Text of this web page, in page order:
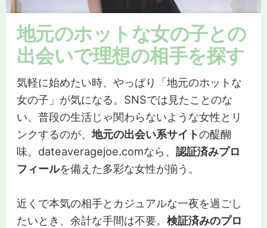
地元のホットな女の子との
出会いで理想の相手を探す
気軽に始めたい時、やっぱり「地元のホットな
女の子」が気になる。SNSでは見たことのな
い、普段の生活じゃ関わらないような女性とリ
ンクするのが、地元の出会い系サイトの醍醐
味。dateaveragejoe.comなら、 認証済みプロ
フィールを備えた多彩な女性が揃う。
近くで本気の相手とカジュアルな一夜を過ごし
たいとき、余計な手間は不要。 検証済みのプロ